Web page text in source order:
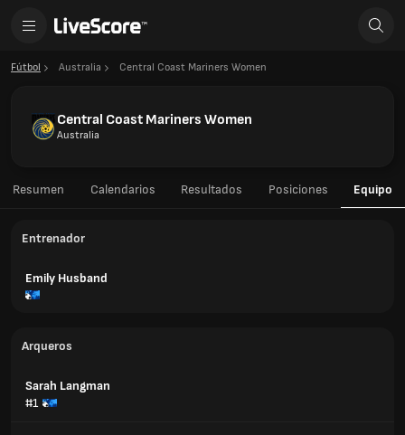
Fútbol Australia Central Coast Mariners Women
Central Coast Mariners Women
Australia
Resumen Calendarios Resultados Posiciones Equipo
Entrenador
Emily Husband
Arqueros
Sarah Langman
#1